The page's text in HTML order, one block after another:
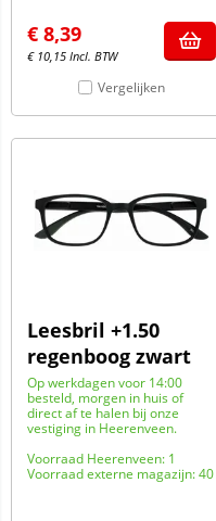
€ 8,39
€ 10,15 Incl. BTW
Vergelijken
Leesbril +1.50
regenboog zwart
Op werkdagen voor 14:00
besteld, morgen in huis of
direct af te halen bij onze
vestiging in Heerenveen.
Voorraad Heerenveen: 1
Voorraad externe magazijn: 40